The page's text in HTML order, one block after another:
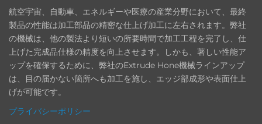
航空宇宙、自動車、エネルギーや医療の産業分野において、最終
製品の性能は加工部品の精密な仕上げ加工に左右されます。弊社
の機械は、他の製法より短いの所要時間で加工工程を完了し、仕
上げた完成品仕様の精度を向上させます。しかも、著しい性能ア
ップを確保するために、弊社のExtrude Hone機械ラインアップ
は、目の届かない箇所へも加工を施し、エッジ部成形や表面仕上
げが可能です。
プライバシーポリシー